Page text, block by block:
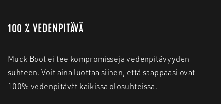
100 % VEDENPITÄVÄ
Muck Boot ei tee kompromisseja vedenpitävyyden
suhteen. Voit aina luottaa siihen, että saappaasi ovat
100% vedenpitävät kaikissa olosuhteissa.